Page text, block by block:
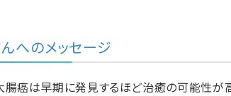
へのメッセージ
腸癌は早期に発見するほど治癒の可能性が